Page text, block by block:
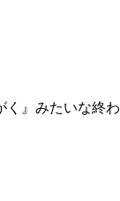
く』みたいな終